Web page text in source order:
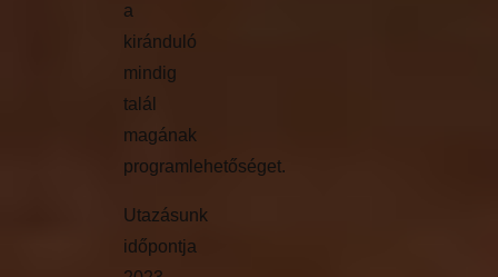
a
kiránduló
mindig
talál
magának
programlehetőséget.
Utazásunk
időpontja